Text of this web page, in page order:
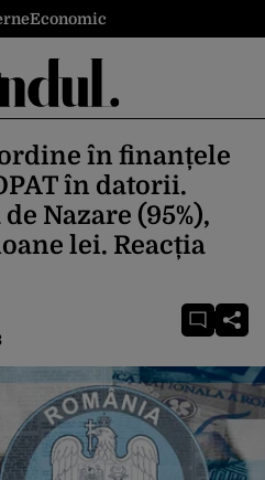
Economic
în finanțele
în datorii.
Nazare (95%),
lei. Reacția